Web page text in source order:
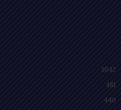
1042
481
440